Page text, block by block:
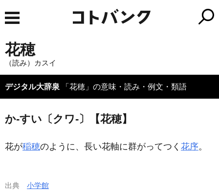
花穂
（読み）カスイ
デジタル大辞泉 「花穂」の意味・読み・例文・類語
か‐すい〔クワ‐〕【花穂】
花が稲穂のように、長い花軸に群がってつく 花序。
出典 小学館